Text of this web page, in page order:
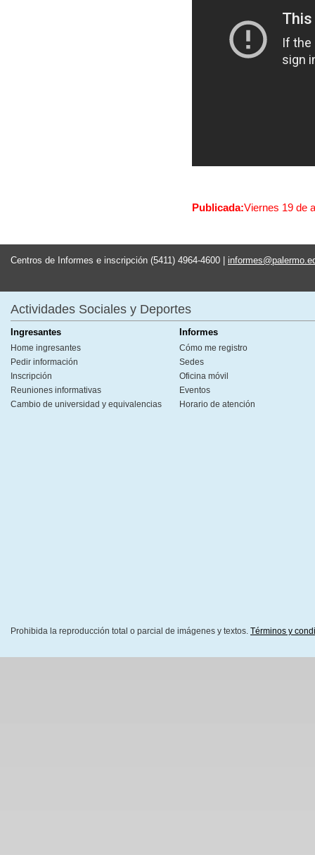
Publicada:Viernes 19 de
Centros de Informes e inscripción (5411) 4964-4600 |
Actividades Sociales y Deportes
Ingresantes
Home ingresantes
Pedir información
Inscripción
Reuniones informativas
Cambio de universidad y equivalencias
Informes
Cómo me registro
Sedes
Oficina móvil
Eventos
Horario de atención
Prohibida la reproducción total o parcial de imágenes y textos. Términos y